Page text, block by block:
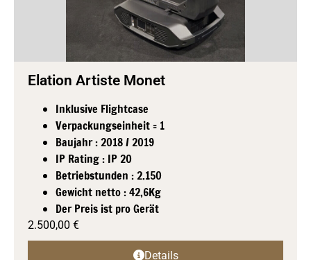
Elation Artiste Monet
Inklusive Flightcase
Verpackungseinheit = 1
Baujahr : 2018 / 2019
IP Rating : IP 20
Betriebstunden : 2.150
Gewicht netto : 42,6Kg
Der Preis ist pro Gerät
2.500,00 €
Details